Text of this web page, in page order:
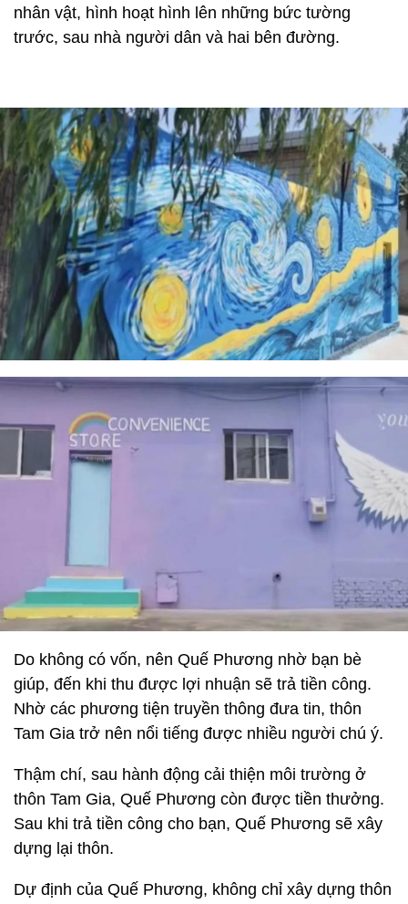
nhân vật, hình hoạt hình lên những bức tường
trước, sau nhà người dân và hai bên đường.
Do không có vốn, nên Quế Phương nhờ bạn bè
giúp, đến khi thu được lợi nhuận sẽ trả tiền công.
Nhờ các phương tiện truyền thông đưa tin, thôn
Tam Gia trở nên nổi tiếng được nhiều người chú ý.
Thậm chí, sau hành động cải thiện môi trường ở
thôn Tam Gia, Quế Phương còn được tiền thưởng.
Sau khi trả tiền công cho bạn, Quế Phương sẽ xây
dựng lại thôn.
Dự định của Quế Phương, không chỉ xây dựng thôn